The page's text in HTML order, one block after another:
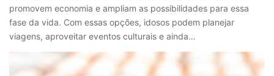
promovem economia e ampliam as possibilidades para essa
fase da vida. Com essas opções, idosos podem planejar
viagens, aproveitar eventos culturais e ainda…